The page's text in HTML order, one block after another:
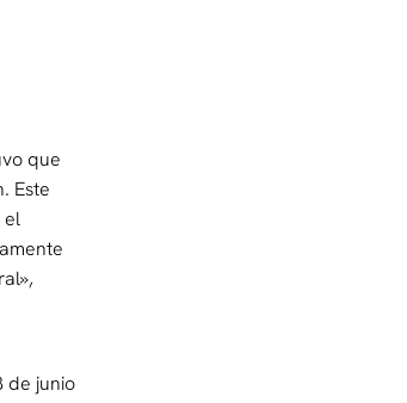
que
Este
el
de junio